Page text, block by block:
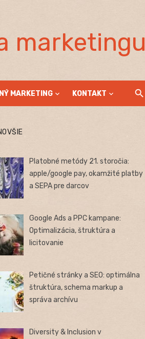
marketingu
MARKETING KONTAKT
Platobné metódy 21. storočia:
apple/google pay, okamžité platby
a SEPA pre darcov
Google Ads a PPC kampane:
Optimalizácia, štruktúra a
licitovanie
Petičné stránky a SEO: optimálna
štruktúra, schema markup a
správa archívu
Diversity & Inclusion v